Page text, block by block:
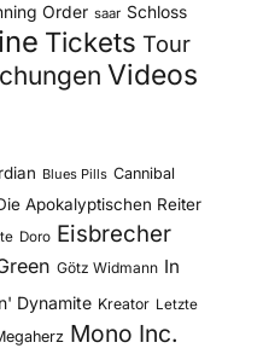
Order saar Schloss
Tickets Tour
Videos
Blues Pills Cannibal
Apokalyptischen Reiter
Doro Eisbrecher
Götz Widmann In
Dynamite Kreator Letzte
Mono Inc.